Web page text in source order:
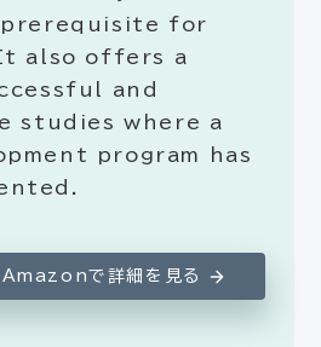
prerequisite for
also offers a
and
studies where a
program has
Amazonで詳細を見る